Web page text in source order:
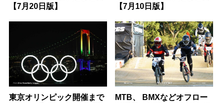
【7月20日版】
【7月10日版】
東京オリンピック開催まで
MTB、 BMXなどオフロー